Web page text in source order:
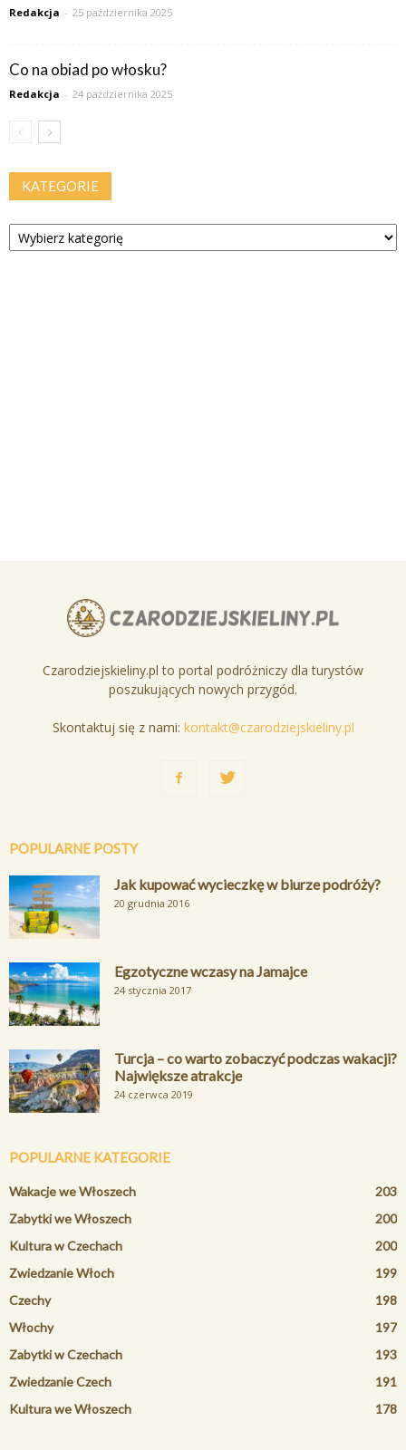
Redakcja - 25 października 2025
Co na obiad po włosku?
Redakcja - 24 października 2025
KATEGORIE
Kategorie
Czarodziejskieliny.pl to portal podróżniczy dla turystów
poszukujących nowych przygód.
Skontaktuj się z nami: kontakt@czarodziejskieliny.pl
POPULARNE POSTY
Jak kupować wycieczkę w biurze podróży?
20 grudnia 2016
Egzotyczne wczasy na Jamajce
24 stycznia 2017
Turcja – co warto zobaczyć podczas wakacji?
Największe atrakcje
24 czerwca 2019
POPULARNE KATEGORIE
Wakacje we Włoszech
203
Zabytki we Włoszech
200
Kultura w Czechach
200
Zwiedzanie Włoch
199
Czechy
198
Włochy
197
Zabytki w Czechach
193
Zwiedzanie Czech
191
Kultura we Włoszech
178